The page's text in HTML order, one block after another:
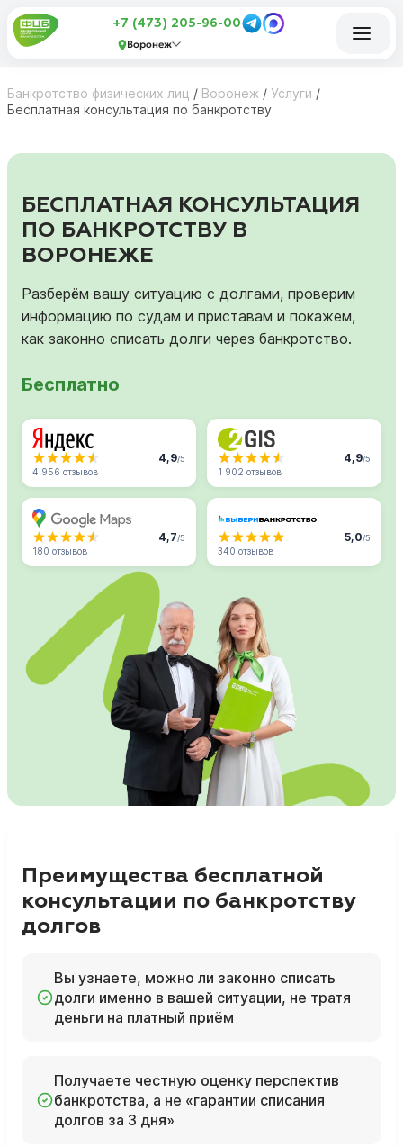
+7 (473) 205-96-00
Воронеж
Банкротство физических лиц / Воронеж / Услуги /
Бесплатная консультация по банкротству
БЕСПЛАТНАЯ КОНСУЛЬТАЦИЯ
ПО БАНКРОТСТВУ В
ВОРОНЕЖЕ
Разберём вашу ситуацию с долгами, проверим
информацию по судам и приставам и покажем,
как законно списать долги через банкротство.
Бесплатно
4,9/5
4 956 отзывов
4,9/5
1 902 отзывов
4,7/5
180 отзывов
5,0/5
340 отзывов
Преимущества бесплатной
консультации по банкротству
долгов
Вы узнаете, можно ли законно списать
долги именно в вашей ситуации, не тратя
деньги на платный приём
Получаете честную оценку перспектив
банкротства, а не «гарантии списания
долгов за 3 дня»